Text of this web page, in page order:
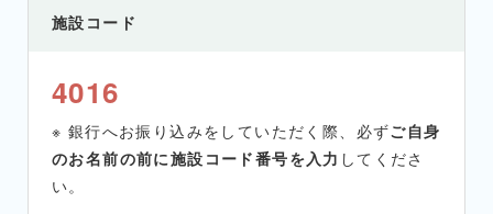
施設コード
4016
※ 銀行へお振り込みをしていただく際、必ずご自身
のお名前の前に施設コード番号を入力 してくださ
い。